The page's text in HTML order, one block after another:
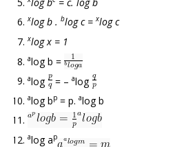
xlog b . blog c = xlog c
xlog x = 1
alog b =
alog = – alog
alog bp = p. alog b
alog ap